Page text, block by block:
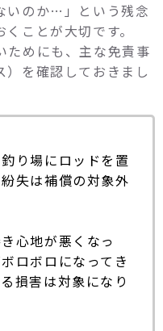
いのか…」という残念
ことが大切です。
ためにも、主な免責事
を確認しておきまし
り場にロッドを置
失は補償の対象外
心地が悪くなっ
ロボロになってき
損害は対象になり